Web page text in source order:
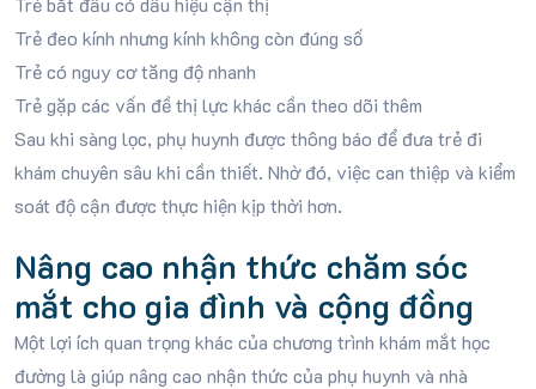
Trẻ đeo kính nhưng kính không còn đúng số
Trẻ có nguy cơ tăng độ nhanh
Trẻ gặp các vấn đề thị lực khác cần theo dõi thêm
Sau khi sàng lọc, phụ huynh được thông báo để đưa trẻ đi
khám chuyên sâu khi cần thiết. Nhờ đó, việc can thiệp và kiểm
soát độ cận được thực hiện kịp thời hơn.
Nâng cao nhận thức chăm sóc
mắt cho gia đình và cộng đồng
Một lợi ích quan trọng khác của chương trình khám mắt học
đường là giúp nâng cao nhận thức của phụ huynh và nhà